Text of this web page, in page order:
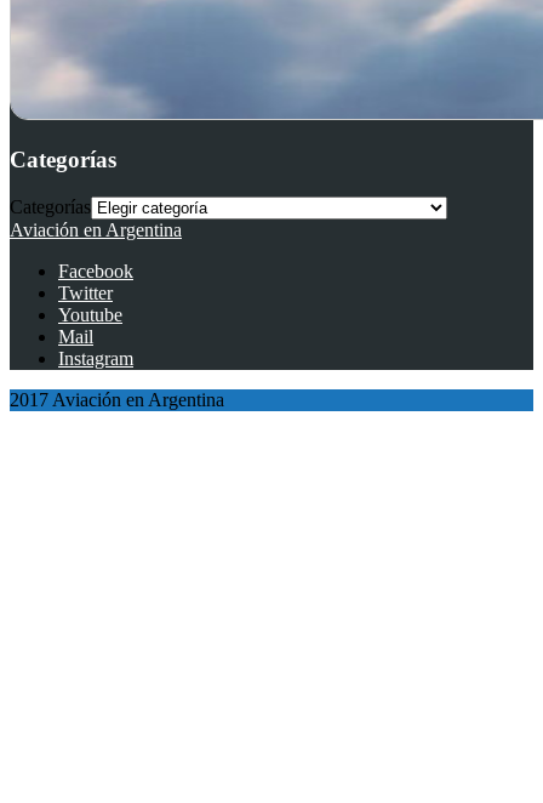
Categorías
Categorías
Aviación en Argentina
Facebook
Twitter
Youtube
Mail
Instagram
2017 Aviación en Argentina